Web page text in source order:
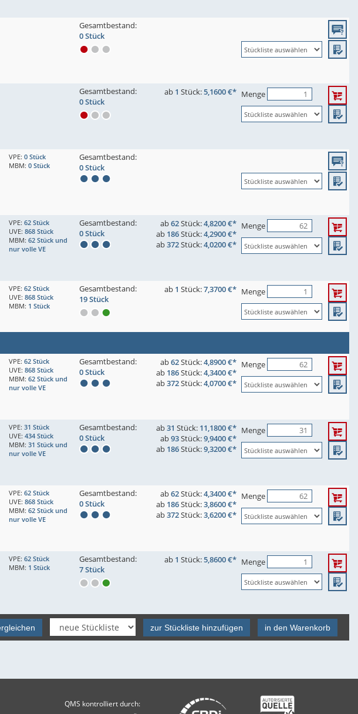
Gesamtbestand:
0 Stück
Gesamtbestand:
0 Stück
ab 1 Stück:5,1600 €* Menge
VPE: 0 Stück
MBM: 0 Stück
Gesamtbestand:
0 Stück
VPE: 62 Stück
UVE: 868 Stück
MBM: 62 Stück und
nur volle VE
Gesamtbestand:
0 Stück
ab62Stück:4,8200 €*
ab 186Stück:4,2900 €*
ab372Stück:4,0200 €*
Menge
VPE: 62 Stück
UVE: 868 Stück
MBM: 1 Stück
Gesamtbestand:
19 Stück
ab 1 Stück:7,3700 €* Menge
VPE: 62 Stück
UVE: 868 Stück
MBM: 62 Stück und
nur volle VE
Gesamtbestand:
0 Stück
ab62Stück:4,8900 €*
ab 186Stück:4,3400 €*
ab372Stück:4,0700 €*
Menge
VPE: 31 Stück
UVE: 434 Stück
MBM: 31 Stück und
nur volle VE
Gesamtbestand:
0 Stück
ab31 Stück: 11,1800 €*
ab93Stück:9,9400 €*
ab 186Stück:9,3200 €*
Menge
VPE: 62 Stück
UVE: 868 Stück
MBM: 62 Stück und
nur volle VE
Gesamtbestand:
0 Stück
ab62Stück:4,3400 €*
ab 186Stück:3,8600 €*
ab372Stück:3,6200 €*
Menge
VPE: 62 Stück
MBM: 1 Stück
Gesamtbestand:
7 Stück
ab 1 Stück:5,8600 €* Menge
zur Stückliste hinzufügen in den Warenkorb
QMS kontrolliert durch: